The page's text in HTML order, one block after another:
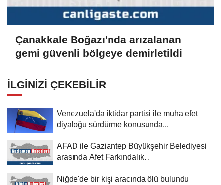
Çanakkale Boğazı'nda arızalanan
gemi güvenli bölgeye demirletildi
İLGINIZI ÇEKEBILIR
Venezuela'da iktidar partisi ile muhalefet
diyaloğu sürdürme konusunda...
AFAD ile Gaziantep Büyükşehir Belediyesi
arasında Afet Farkındalık...
Niğde'de bir kişi aracında ölü bulundu